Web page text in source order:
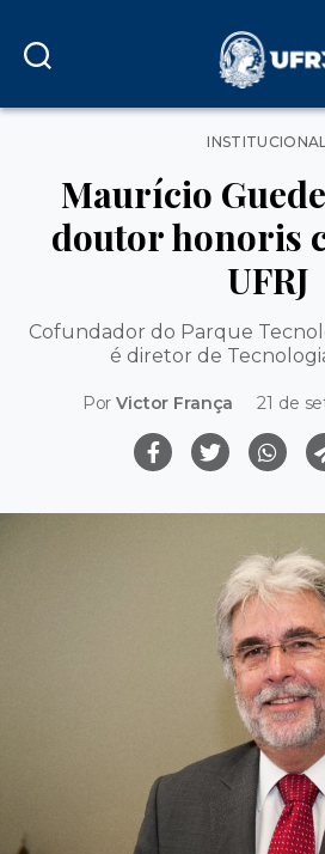
Maurício
doutor honoris
UFRJ
Cofundador do Parque
é diretor de
PorVictor França 21 de